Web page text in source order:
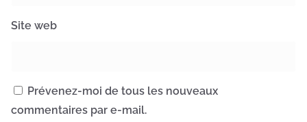
Site web
Prévenez-moi de tous les nouveaux
commentaires par e-mail.